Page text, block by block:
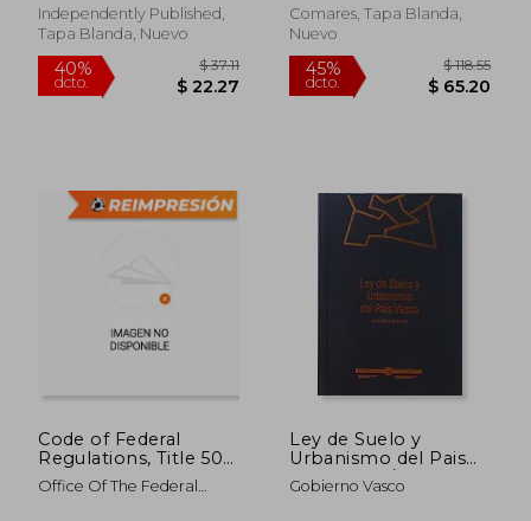
Regali di compleanno
favori di partito acce
Independently Published,
Tapa Blanda, Nuevo
Comares, Tapa Blanda,
Nuevo
Code of Federal
Regulations, Title 50
Wildlife and Fisheries
660-End, Revised as
Office Of The Federal
Ley de Suelo y
Urbanismo del Pais
Vasco ley 2/2006, de
30 de Junio.
Gobierno Vasco